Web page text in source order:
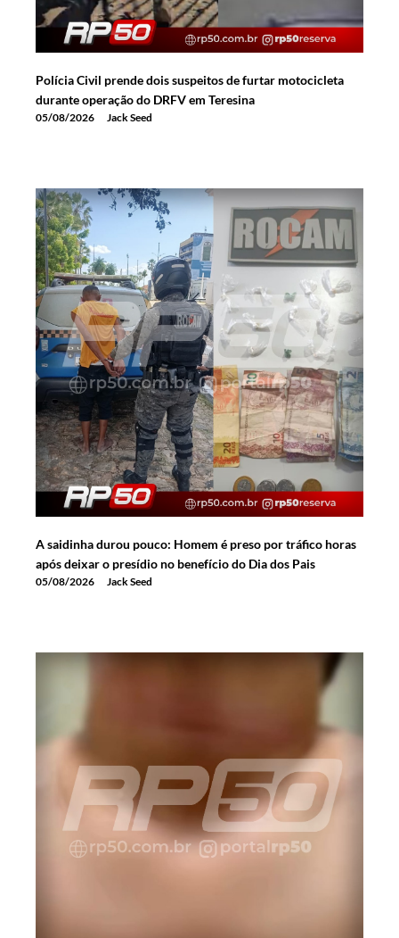
Polícia Civil prende dois suspeitos de furtar motocicleta
durante operação do DRFV em Teresina
05/08/2026 Jack Seed
A saidinha durou pouco: Homem é preso por tráfico horas
após deixar o presídio no benefício do Dia dos Pais
05/08/2026 Jack Seed